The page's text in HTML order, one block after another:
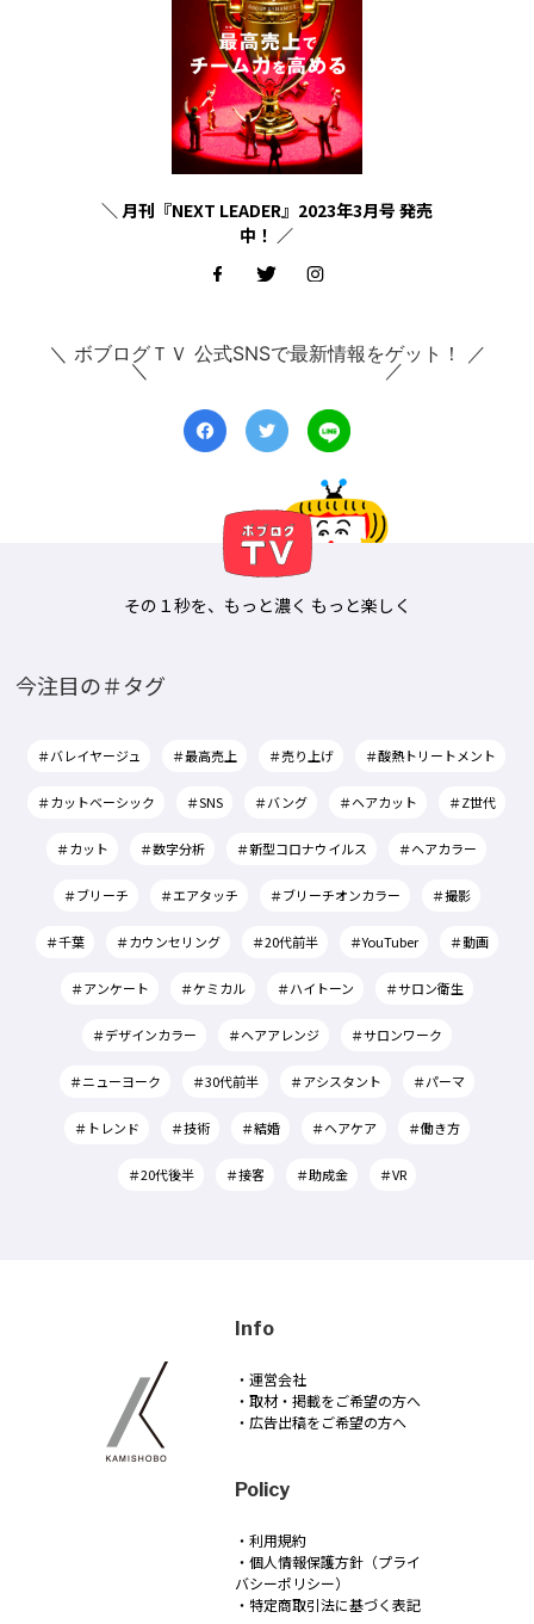
＼ 月刊『NEXT LEADER』2023年3月号 発売
中！ ／
＼ ボブログＴＶ 公式SNSで最新情報をゲット！ ／
その１秒を、もっと濃く もっと楽しく
今注目の＃タグ
＃バレイヤージュ ＃最高売上 ＃売り上げ ＃酸熱トリートメント
＃カットベーシック ＃SNS ＃バング ＃ヘアカット ＃Z世代
＃カット ＃数字分析 ＃新型コロナウイルス ＃ヘアカラー
＃ブリーチ ＃エアタッチ ＃ブリーチオンカラー ＃撮影
＃千葉 ＃カウンセリング ＃20代前半 ＃YouTuber ＃動画
＃アンケート ＃ケミカル ＃ハイトーン ＃サロン衛生
＃デザインカラー ＃ヘアアレンジ ＃サロンワーク
＃ニューヨーク ＃30代前半 ＃アシスタント ＃パーマ
＃トレンド ＃技術 ＃結婚 ＃ヘアケア ＃働き方
＃20代後半 ＃接客 ＃助成金 ＃VR
Info
・運営会社
・取材・掲載をご希望の方へ
・広告出稿をご希望の方へ
Policy
・利用規約
・個人情報保護方針（プライ
バシーポリシー）
・特定商取引法に基づく表記